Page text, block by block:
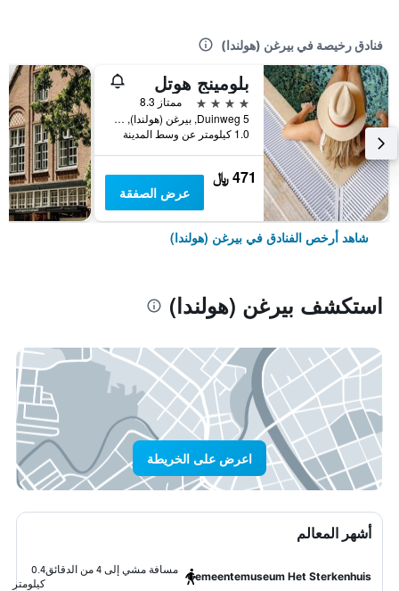
فنادق رخيصة في بيرغن (هولندا)
بلومينج هوتل
4 نجوم
ممتاز 8.3
Duinweg 5, بيرغن (هولندا), مقاطعة شمال هولندا, هولندا
1.0 كيلومتر عن وسط المدينة
471 ﷼
عرض الصفقة
شاهد أرخص الفنادق في بيرغن (هولندا)
استكشف بيرغن (هولندا)
اعرض على الخريطة
أشهر المعالم
Gemeentemuseum Het Sterkenhuis
مسافة مشي إلى 4 من الدقائق
0.4
كيلومتر